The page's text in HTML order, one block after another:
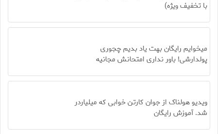
با تخفیف ویژه)
میخوایم رایگان بهت یاد بدیم چجوری
پولدارشی! باور نداری امتحانش مجانیه
ویدیو هولناک از جوان کارتن خوابی که میلیاردر
شد. آموزش رایگان